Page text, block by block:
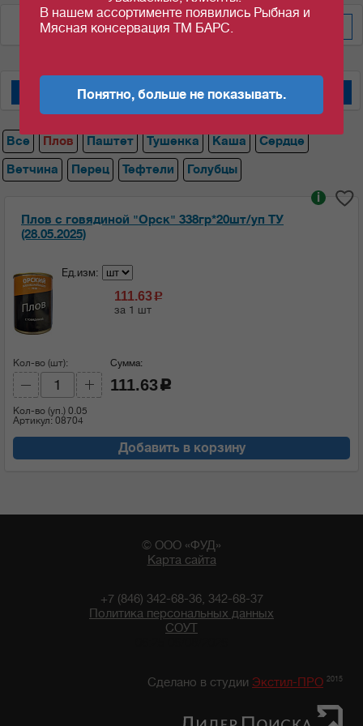
По цене за шт/кг
Мясные консервы "Барс" Мясные консервы "Орский мясокомбинат"
Все Плов Паштет Тушенка Каша
Сердце
Ветчина
Перец Тефтели Голубцы
Плов с говядиной "Орск" 338гр*20шт/уп ТУ
(28.05.2025)
i
Ед.изм:
111.63 c
за 1 шт
Кол-во (шт):
Кол-во (уп.) 0.05
Артикул: 08704
Сумма:
111.63 c
Добавить в корзину
© ООО «ФУД»
Карта сайта
+7 (846) 342-68-36, 342-68-37
Политика персональных данных
СОУТ
Сделано в студии Экстил-ПРО 2015
В нашем ассортименте появились Рыбная и
Мясная консервация ТМ БАРС.
Понятно, больше не показывать.